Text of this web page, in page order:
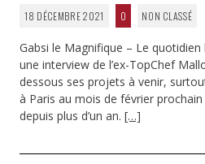
18 DÉCEMBRE 2021 0 NON CLASSÉ
Gabsi le Magnifique – Le quotidien
une interview de l’ex-TopChef
dessous ses projets à venir,
à Paris au mois de février
depuis plus d’un an. […]